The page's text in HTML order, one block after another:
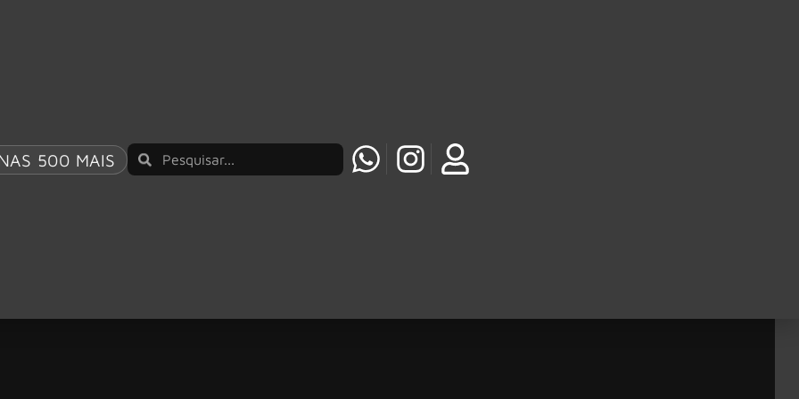
500 MAIS